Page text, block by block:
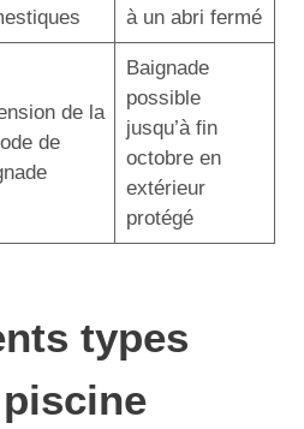
à un abri fermé
de la
de
Baignade
possible
jusqu’à fin
octobre en
extérieur
protégé
types